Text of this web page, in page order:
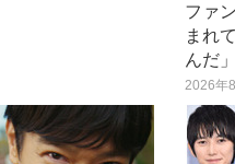
ファ
まれ
んだ」
2026年